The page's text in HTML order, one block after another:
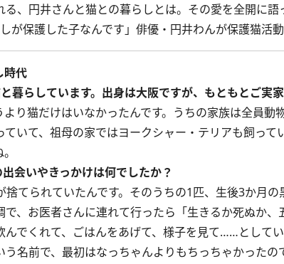
、円井さんと猫との暮らしとは。その愛を全開に語
しが保護した子なんです」俳優・円井わんが保護猫活
時代
らしています。出身は大阪ですが、もともとご実
り猫だけはいなかったんです。うちの家族は全員動
いて、祖母の家ではヨークシャー・テリアも飼っ
いやきっかけは何でしたか？
てられていたんです。そのうちの1匹、生後3か月
で、お医者さんに連れて行ったら「生きるか死ぬか
でくれて、ごはんをあげて、様子を見て……として
名前で、最初はなっちゃんよりもちっちゃかったの